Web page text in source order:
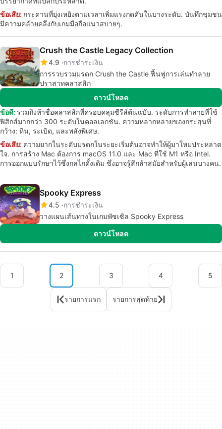
ข้อเสีย: กระดานที่ยุ่งเหยิงตามเวลาเพิ่มแรงกดดันในบางระดับ. บันทึกชุมชน
มีความคล้ายคลึงกับเกมมือถือแนวสบายๆ.
Crush the Castle Legacy Collection
4.9 การชำระเงิน
การรวบรวมมรดก Crush the Castle ฟื้นฟูการเล่นทำลาย
ปราสาทคลาสสิก
ดาวน์โหลด
ข้อดี: รวมถึงห้าชื่อคลาสสิกที่ครอบคลุมซีรีส์ต้นฉบับ. ระดับการทำลายที่ใช้
ฟิสิกส์มากกว่า 300 ระดับในคอลเลกชัน. ความหลากหลายของกระสุนที่
กว้าง: หิน, ระเบิด, และพลังพิเศษ.
ข้อเสีย: ความยากในระดับมรดกในระยะเริ่มต้นอาจทำให้ผู้มาใหม่ประหลาด
ใจ. การสร้าง Mac ต้องการ macOS 11.0 และ Mac ที่ใช้ M1 หรือ Intel.
การออกแบบรักษาไว้ซึ่งกลไกดั้งเดิม ซึ่งอาจรู้สึกล้าสมัยสำหรับผู้เล่นบางคน.
Spooky Express
4.5 การชำระเงิน
วางแผนเส้นทางในเกมพัซเซิล Spooky Express
ดาวน์โหลด
1 2 3 4 5
รายการแรก รายการสุดท้าย